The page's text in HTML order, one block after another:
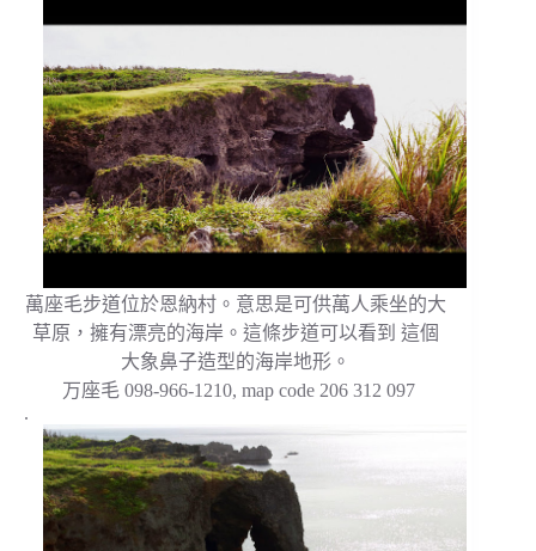
萬座毛步道位於恩納村。意思是可供萬人乘坐的大
草原，擁有漂亮的海岸。這條步道可以看到 這個
大象鼻子造型的海岸地形。
万座毛 098-966-1210, map code 206 312 097
.